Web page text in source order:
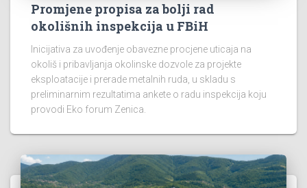
Promjene propisa za bolji rad
okolišnih inspekcija u FBiH
Inicijativa za uvođenje obavezne procjene uticaja na
okoliš i pribavljanja okolinske dozvole za projekte
eksploatacije i prerade metalnih ruda, u skladu s
preliminarnim rezultatima ankete o radu inspekcija koju
provodi Eko forum Zenica.